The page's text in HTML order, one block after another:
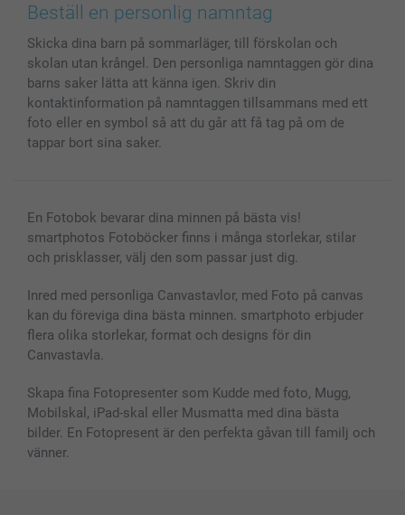
Bilder, Fotoförstoring & Fotohäften
Skal till Mobil & Surfplatta
MyNameBook
Fotoalmanackor & Fotoagenda
Fotoramar & Tillbehör
Presentkort
Alla fotoprodukter
Cookie Policy
Villkor och garantier
Investor Relations
smartgaranti
Priser & betalning
Status på beställningar
Beställ en personlig namntag
Skicka dina barn på sommarläger, till förskolan och
skolan utan krångel. Den personliga namntaggen gör dina
barns saker lätta att känna igen. Skriv din
kontaktinformation på namntaggen tillsammans med ett
foto eller en symbol så att du går att få tag på om de
tappar bort sina saker.
En Fotobok bevarar dina minnen på bästa vis!
smartphotos Fotoböcker finns i många storlekar, stilar
och prisklasser, välj den som passar just dig.
Inred med personliga Canvastavlor, med Foto på canvas
kan du föreviga dina bästa minnen. smartphoto erbjuder
flera olika storlekar, format och designs för din
Canvastavla.
Skapa fina Fotopresenter som Kudde med foto, Mugg,
Mobilskal, iPad-skal eller Musmatta med dina bästa
bilder. En Fotopresent är den perfekta gåvan till familj och
vänner.